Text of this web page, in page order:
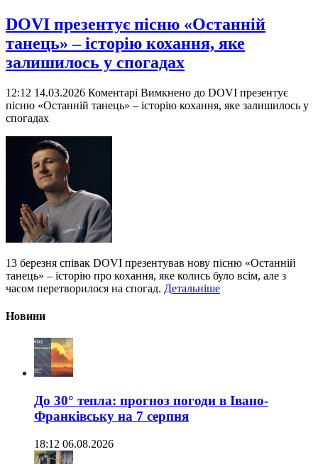
DOVI презентує пісню «Останній
танець» – історію кохання, яке
залишилось у спогадах
12:12 14.03.2026 Коментарі Вимкнено до DOVI презентує
пісню «Останній танець» – історію кохання, яке залишилось у
спогадах
13 березня співак DOVI презентував нову пісню «Останній
танець» – історію про кохання, яке колись було всім, але з
часом перетворилося на спогад. Детальніше
Новини
До 30° тепла: прогноз погоди в Івано-
Франківську на 7 серпня
18:12 06.08.2026